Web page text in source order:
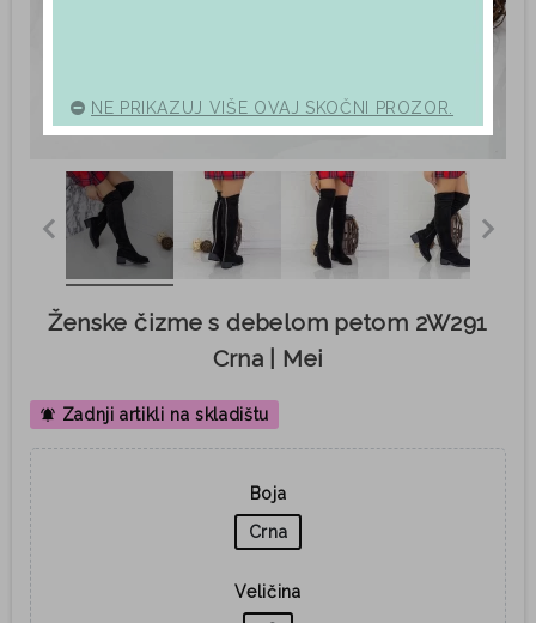
Ženske čizme s debelom petom 2W291
Crna | Mei
notifications_active Zadnji artikli na skladištu
Boja
Crna
Veličina
NE PRIKAZUJ VIŠE OVAJ SKOČNI PROZOR.